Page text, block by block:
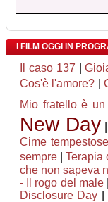
I FILM OGGI IN
Il caso 137 |
Cos'è l'amore? |
Mio fratello è
New Day
Cime tempestose
sempre |Terapia
che non sapeva
- Il rogo del male
Disclosure Day |